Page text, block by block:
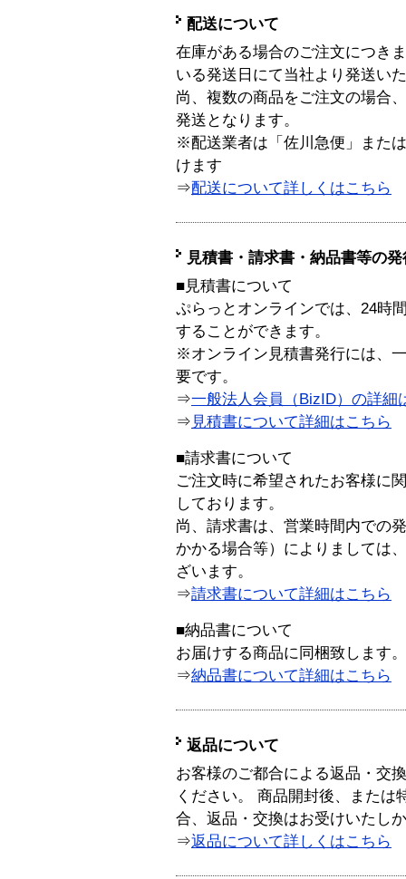
配送について
在庫がある場合のご注文につき
いる発送日にて当社より発送い
尚、複数の商品をご注文の場合
発送となります。
※配送業者は「佐川急便」また
けます
⇒配送について詳しくはこちら
見積書・請求書・納品書等の
■見積書について
ぷらっとオンラインでは、24時
することができます。
※オンライン見積書発行には、
要です。
⇒一般法人会員（BizID）の詳細
⇒ 見積書について詳細はこちら
■請求書について
ご注文時に希望されたお客様に
しております。
尚、請求書は、営業時間内での
かかる場合等）によりましては
ざいます。
⇒請求書について詳細はこちら
■納品書について
お届けする商品に同梱致します。
⇒納品書について詳細はこちら
返品について
お客様のご都合による返品・交
ください。 商品開封後、または
合、返品・交換はお受けいたし
⇒返品について詳しくはこちら